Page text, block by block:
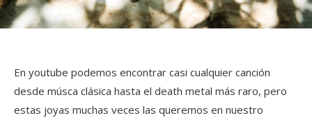
En youtube podemos encontrar casi cualquier canción
desde músca clásica hasta el death metal más raro, pero
estas joyas muchas veces las queremos en nuestro